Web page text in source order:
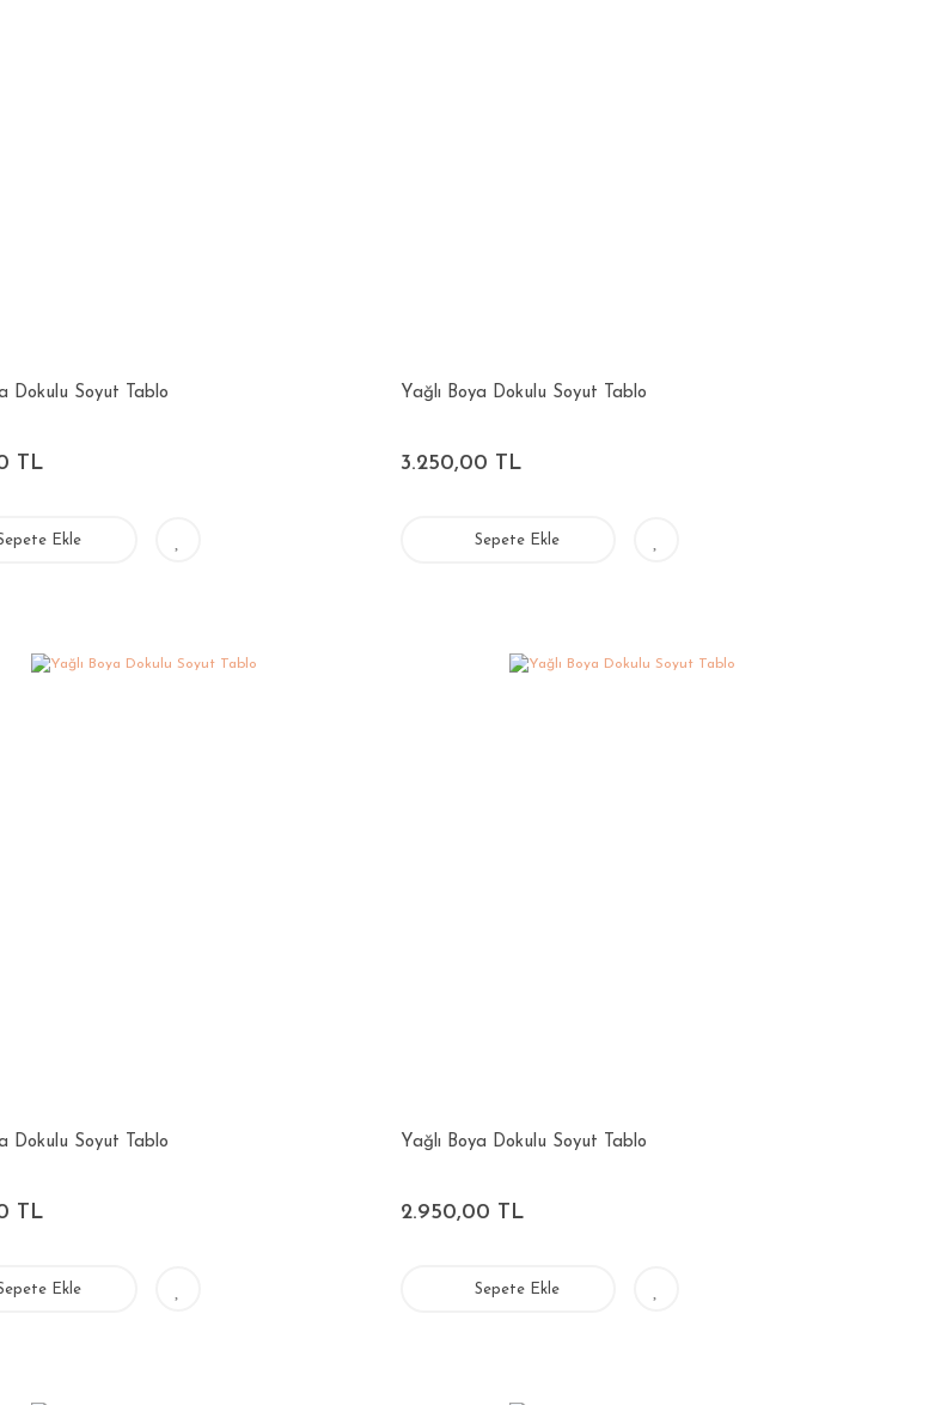
Dokulu Soyut Tablo
TL
Ekle
Yağlı Boya Dokulu Soyut Tablo
3.250,00 TL
Sepete Ekle
Dokulu Soyut Tablo
TL
Ekle
Yağlı Boya Dokulu Soyut Tablo
2.950,00 TL
Sepete Ekle